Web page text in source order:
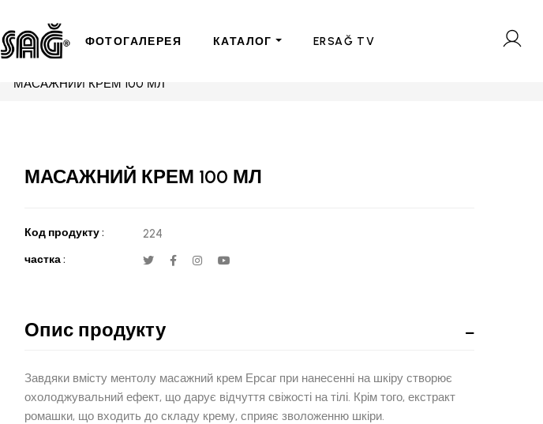
ФОТОГАЛЕРЕЯ КАТАЛОГ ERSAĞ TV
МАСАЖНИЙ КРЕМ 100 МЛ
МАСАЖНИЙ КРЕМ 100 МЛ
Код продукту : 224
частка :
Опис продукту
Завдяки вмісту ментолу масажний крем Ерсаг при нанесенні на шкіру створює
охолоджувальний ефект, що дарує відчуття свіжості на тілі. Крім того, екстракт
ромашки, що входить до складу крему, сприяє зволоженню шкіри.